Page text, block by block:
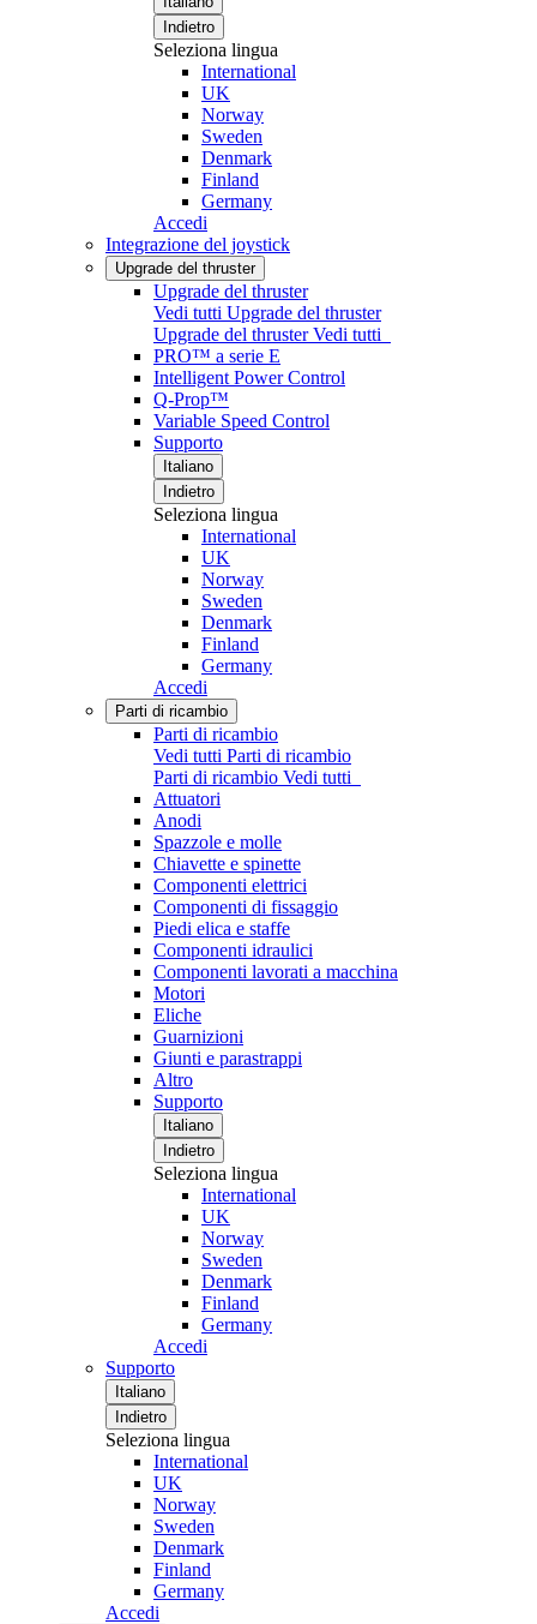
Indietro
Seleziona lingua
International
UK
Norway
Sweden
Denmark
Finland
Germany
Accedi
Integrazione del joystick
Upgrade del thruster
Upgrade del thruster
Vedi tutti Upgrade del thruster
Upgrade del thrusterVedi tutti
PRO™ a serie E
Intelligent Power Control
Q-Prop™
Variable Speed Control
Supporto
Italiano
Indietro
Seleziona lingua
International
UK
Norway
Sweden
Denmark
Finland
Germany
Accedi
Parti di ricambio
Parti di ricambio
Vedi tutti Parti di ricambio
Parti di ricambio Vedi tutti
Attuatori
Anodi
Spazzole e molle
Chiavette e spinette
Componenti elettrici
Componenti di fissaggio
Piedi elica e staffe
Componenti idraulici
Componenti lavorati a macchina
Motori
Eliche
Guarnizioni
Giunti e parastrappi
Altro
Supporto
Italiano
Indietro
Seleziona lingua
International
UK
Norway
Sweden
Denmark
Finland
Germany
Accedi
Supporto
Italiano
Indietro
Seleziona lingua
International
UK
Norway
Sweden
Denmark
Finland
Germany
Accedi